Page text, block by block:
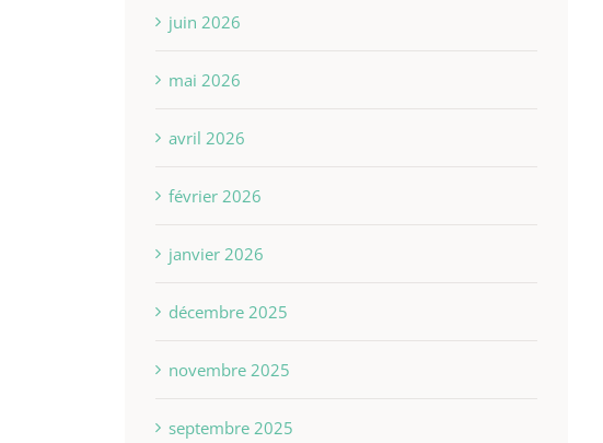
juin 2026
mai 2026
avril 2026
février 2026
janvier 2026
décembre 2025
novembre 2025
septembre 2025